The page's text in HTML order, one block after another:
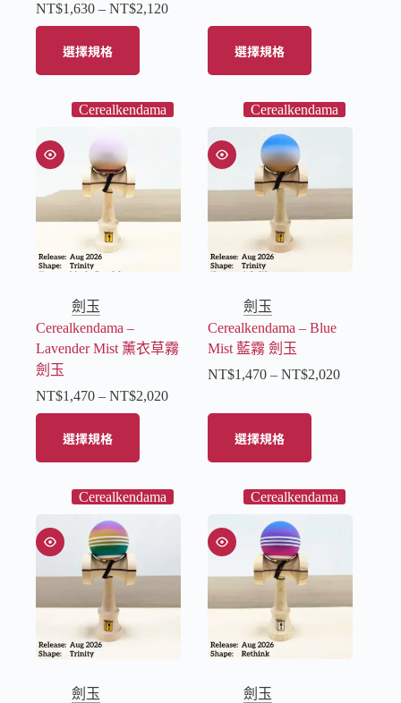
NT$1,630 – NT$2,120
選擇規格 選擇規格
Cerealkendama
劍玉
Cerealkendama –
Lavender Mist 薰衣草霧
劍玉
NT$1,470 – NT$2,020
選擇規格
Cerealkendama
劍玉
Cerealkendama – Blue
Mist 藍霧 劍玉
NT$1,470 – NT$2,020
選擇規格
Cerealkendama
劍玉
Cerealkendama
劍玉